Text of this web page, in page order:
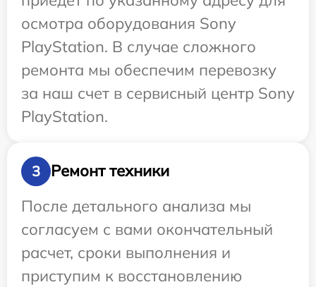
осмотра оборудования Sony
PlayStation. В случае сложного
ремонта мы обеспечим перевозку
за наш счет в сервисный центр Sony
PlayStation.
3
Ремонт техники
После детального анализа мы
согласуем с вами окончательный
расчет, сроки выполнения и
приступим к восстановлению